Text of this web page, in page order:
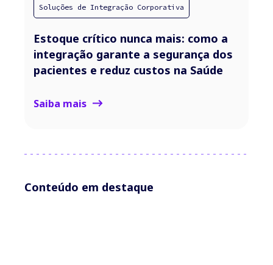
Soluções de Integração Corporativa
Estoque crítico nunca mais: como a
integração garante a segurança dos
pacientes e reduz custos na Saúde
Saiba mais
Conteúdo em destaque